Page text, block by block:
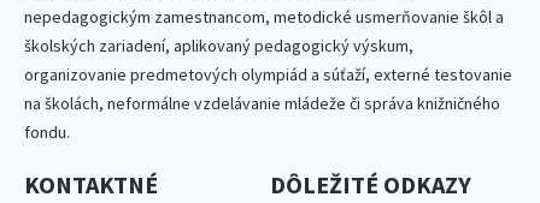
nepedagogickým zamestnancom, metodické usmerňovanie škôl a
školských zariadení, aplikovaný pedagogický výskum,
organizovanie predmetových olympiád a súťaží, externé testovanie
na školách, neformálne vzdelávanie mládeže či správa knižničného
fondu.
KONTAKTNÉ
DÔLEŽITÉ ODKAZY